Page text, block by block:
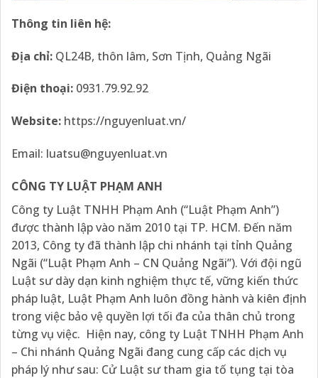
Thông tin liên hệ:
Địa chỉ: QL24B, thôn lâm, Sơn Tịnh, Quảng Ngãi
Điện thoại: 0931.79.92.92
Website: https://nguyenluat.vn/
Email: luatsu@nguyenluat.vn
CÔNG TY LUẬT PHẠM ANH
Công ty Luật TNHH Phạm Anh (“Luật Phạm Anh”)
được thành lập vào năm 2010 tại TP. HCM. Đến năm
2013, Công ty đã thành lập chi nhánh tại tỉnh Quảng
Ngãi (“Luật Phạm Anh – CN Quảng Ngãi”). Với đội ngũ
Luật sư dày dạn kinh nghiệm thực tế, vững kiến thức
pháp luật, Luật Phạm Anh luôn đồng hành và kiên định
trong việc bảo vệ quyền lợi tối đa của thân chủ trong
từng vụ việc. Hiện nay, công ty Luật TNHH Phạm Anh
– Chi nhánh Quảng Ngãi đang cung cấp các dịch vụ
pháp lý như sau: Cử Luật sư tham gia tố tụng tại tòa